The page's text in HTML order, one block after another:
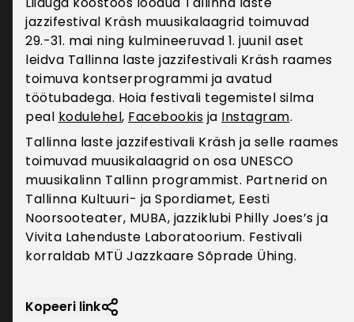
jazzifestival Kräsh muusikalaagrid toimuvad
29.-31. mai ning kulmineeruvad 1. juunil aset
leidva Tallinna laste jazzifestivali Kräsh raames
toimuva kontserprogrammi ja avatud
töötubadega. Hoia festivali tegemistel silma
peal kodulehel, Facebookis ja Instagram.
Tallinna laste jazzifestivali Kräsh ja selle raames
toimuvad muusikalaagrid on osa UNESCO
muusikalinn Tallinn programmist. Partnerid on
Tallinna Kultuuri- ja Spordiamet, Eesti
Noorsooteater, MUBA, jazziklubi Philly Joes’s ja
Vivita Lahenduste Laboratoorium. Festivali
korraldab MTÜ Jazzkaare Sõprade Ühing.
Kopeeri link
Kui isikuandmete töötlemine toimub kliendi
nõusoleku alusel, siis on kliendil õigus nõusolek
tagasi võtta teavitades sellest kliendituge e-posti
teel.
Säilitamine
Kliendiandmeid ei töödelda kauem kui vajalik.
Säilitamise periood võib põhineda lepingutel
kliendiga, Eesti Pärimusmuusika Keskuse õigustatud
huvil või kohaldataval õigusel (nt
raamatupidamisega seotud seadused, või
aegumistähtajaga seotud seadused, muu
eraõigus).
Kustutamine
klienditoega e-posti teel. Kustutamistaotlusele